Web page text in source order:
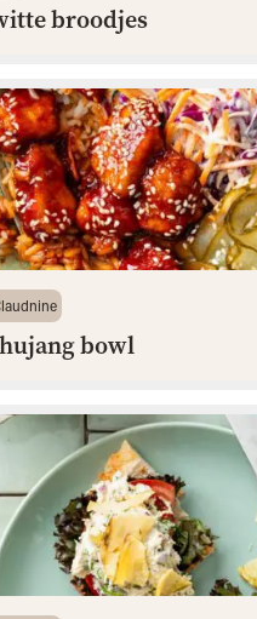
broodjes
bowl